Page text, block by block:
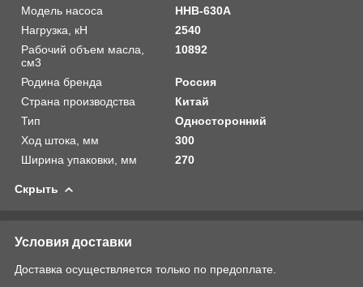
Модель насоса
HHB-630A
Нагрузка, кН
2540
Рабочий объем масла,
см3
10892
Родина бренда
Россия
Страна производства
Китай
Тип
Односторонний
Ход штока, мм
300
Ширина упаковки, мм
270
Скрыть
Условия доставки
Доставка осуществляется только по предоплате.